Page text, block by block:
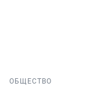
ОБЩЕСТВО